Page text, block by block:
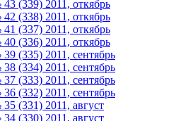
(339) 2011, откябрь
(338) 2011, откябрь
(337) 2011, откябрь
(336) 2011, откябрь
(335) 2011, сентябрь
(334) 2011, сентябрь
(333) 2011, сентябрь
(332) 2011, сентябрь
(331) 2011, август
(330) 2011, август